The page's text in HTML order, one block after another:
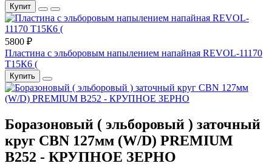
Купит
5800 ₽
Пластина с эльборовым напылением напайная REVOL-11170
Т15К6 (
Купить
Боразоновый ( эльборовый ) заточный
круг CBN 127мм (W/D) PREMIUM
B252 - КРУПНОЕ ЗЕРНО